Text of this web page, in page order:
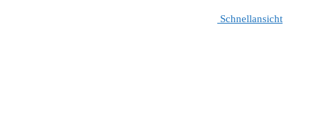
Schnellansicht